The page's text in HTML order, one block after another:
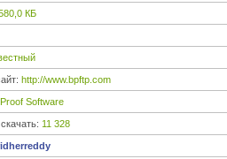
КБ
http://www.bpftp.com
Software
11 328